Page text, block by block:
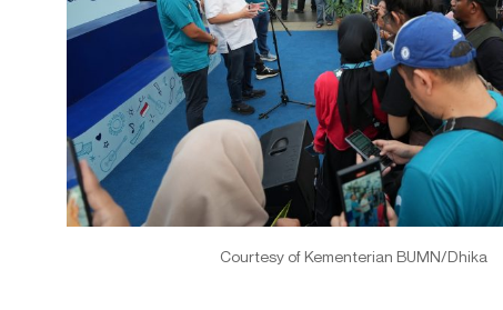
Courtesy of Kementerian BUMN/Dhika